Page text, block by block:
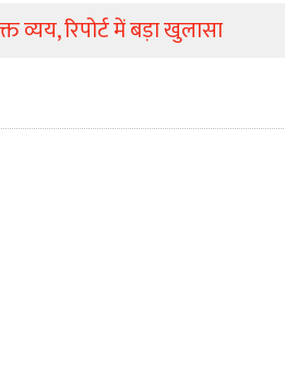
व्यय, रिपोर्ट में बड़ा खुलासा